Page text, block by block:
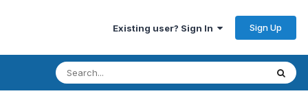
Existing user? Sign In Sign Up